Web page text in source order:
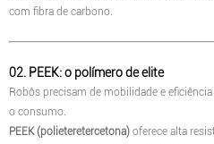
com fibra de carbono.
02. PEEK: o polímero de elite
Robôs precisam de mobilidade e
o consumo.
PEEK (polieteretercetona) oferece alta